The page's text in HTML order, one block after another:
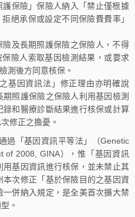
保險」保險人納入「禁止僅根據
絕承保或設定不同保險費費率」
及長期照護保險之保險人，不得
險人索取基因檢測結果，或要求
測後方同意核保。
因資訊法」修正理由亦明確說
照護保險之保險人利用基因檢測
和醫療診斷結果進行核保或計算
修正之擔憂。
「基因資訊平等法」（Genetic
of 2008, GINA），惟「基因資訊
基因資訊進行核保，並未禁止其
次修正「基於保險目的之基因資
併納入規定，是全美首次擴大禁
。